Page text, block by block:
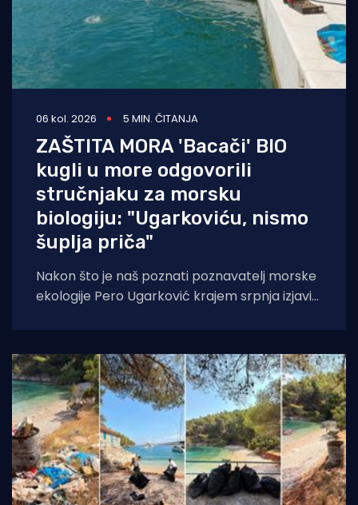
06 kol. 2026 5 MIN. ČITANJA
ZAŠTITA MORA 'Bacači' BIO
kugli u more odgovorili
stručnjaku za morsku
biologiju: "Ugarkoviću, nismo
šuplja priča"
Nakon što je naš poznati poznavatelj morske
ekologije Pero Ugarković krajem srpnja izjavio